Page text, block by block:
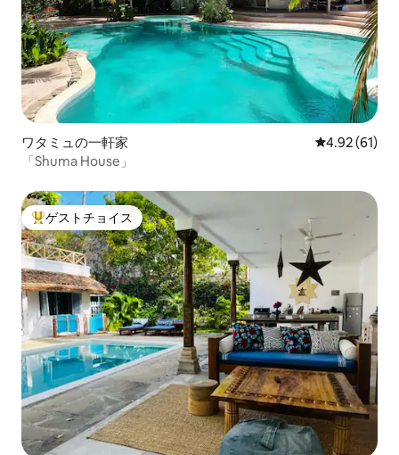
ワタミュの一軒家 レビュー61
4.92 (61)
「Shuma House」
大好評のゲストチョイスです。
ゲストチョイス